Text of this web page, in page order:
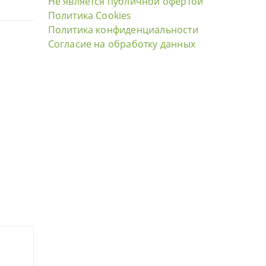
Политика Cookies
Политика конфиденциальности
Согласие на обработку данных